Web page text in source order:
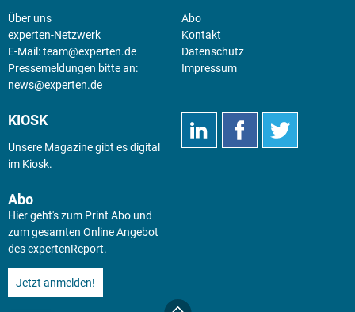
Über uns
experten-Netzwerk
E-Mail:team@experten.de
Pressemeldungen bitte an:
news@experten.de
Abo
Kontakt
Datenschutz
Impressum
KIOSK
Unsere Magazine gibt es digital
im Kiosk.
Abo
Hier geht's zum Print Abo und
zum gesamten Online Angebot
des expertenReport.
Jetzt anmelden!